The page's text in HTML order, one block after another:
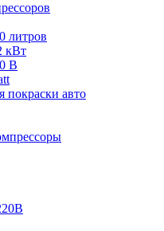
литров
кВт
В
покраски авто